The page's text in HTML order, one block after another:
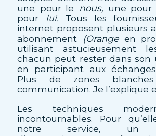
une pour le nous, une pour
pour
lui. Tous les
internet proposent plusieurs
abonnement
(Orangeen
utilisant astucieusement
chacun peut rester dans son
en participant aux
Plus de zones
communication. Je l’explique
Les techniques
incontournables. Pour
notre service, un